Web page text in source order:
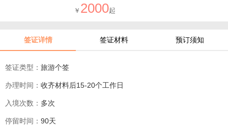
￥ 2000起
签证详情 签证材料 预订须知
签证类型： 旅游个签
办理时间： 收齐材料后15-20个工作日
入境次数： 多次
停留时间： 90天